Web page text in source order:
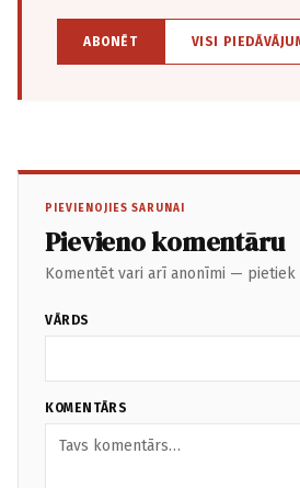
ABONĒT VISI
PIEVIENOJIES SARUNAI
Pievieno komentāru
Komentēt vari arī anonīmi — pietiek
VĀRDS
KOMENTĀRS